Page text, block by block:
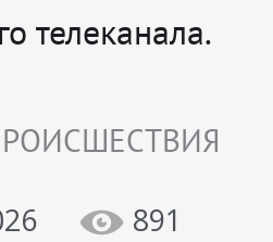
телеканала.
891